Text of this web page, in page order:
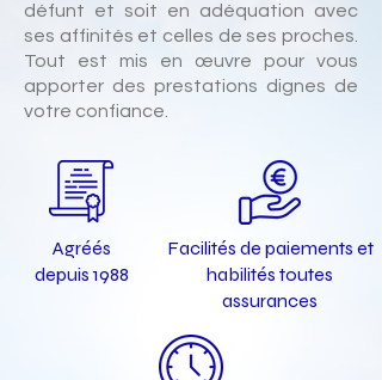
défunt et soit en adéquation avec
ses affinités et celles de ses proches.
Tout est mis en œuvre pour vous
apporter des prestations dignes de
votre confiance.
Agréés
depuis 1988
Facilités de paiements et
habilités toutes
assurances